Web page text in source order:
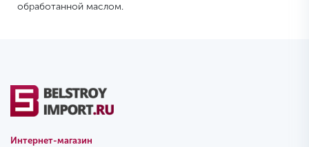
обработанной маслом.
Интернет-магазин